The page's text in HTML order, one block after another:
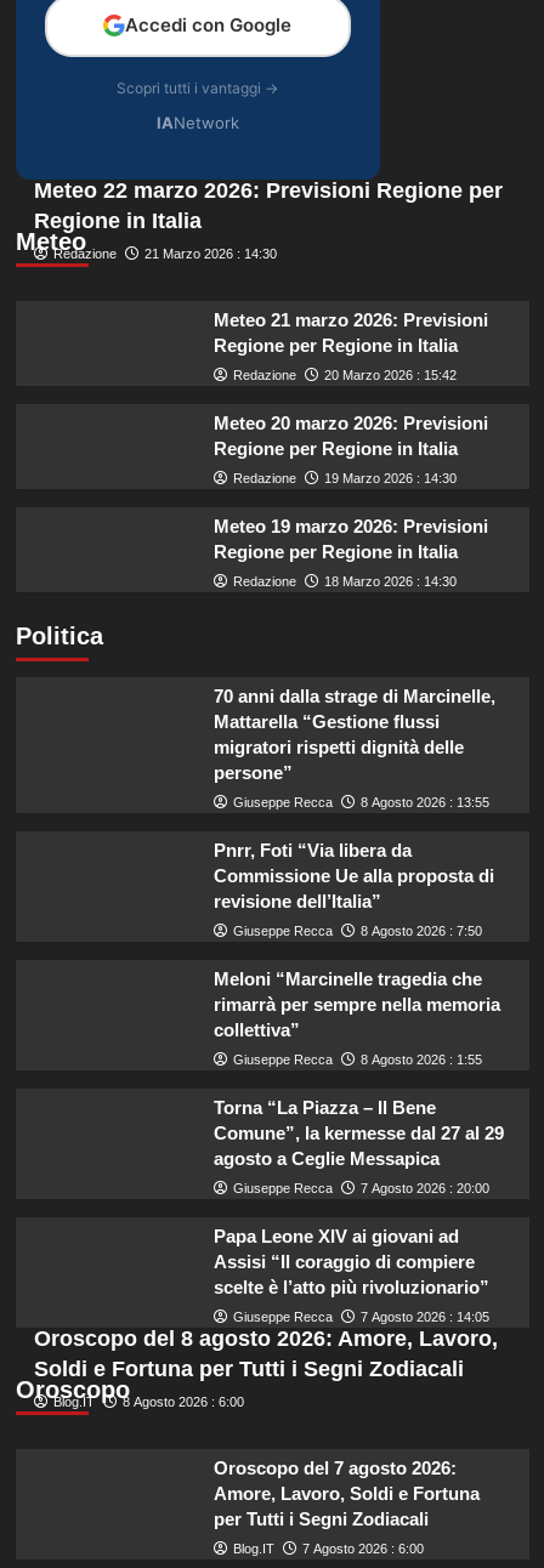
Accedi con Google
Scopri tutti i vantaggi →
IANetwork
Meteo
Meteo 22 marzo 2026: Previsioni Regione per
Regione in Italia
Redazione 21 Marzo 2026 : 14:30
Meteo 21 marzo 2026: Previsioni
Regione per Regione in Italia
Redazione 20 Marzo 2026 : 15:42
Meteo 20 marzo 2026: Previsioni
Regione per Regione in Italia
Redazione 19 Marzo 2026 : 14:30
Meteo 19 marzo 2026: Previsioni
Regione per Regione in Italia
Redazione 18 Marzo 2026 : 14:30
Politica
70 anni dalla strage di Marcinelle,
Mattarella “Gestione flussi
migratori rispetti dignità delle
persone”
Giuseppe Recca 8 Agosto 2026 : 13:55
Pnrr, Foti “Via libera da
Commissione Ue alla proposta di
revisione dell’Italia”
Giuseppe Recca 8 Agosto 2026 : 7:50
Meloni “Marcinelle tragedia che
rimarrà per sempre nella memoria
collettiva”
Giuseppe Recca 8 Agosto 2026 : 1:55
Torna “La Piazza – Il Bene
Comune”, la kermesse dal 27 al 29
agosto a Ceglie Messapica
Giuseppe Recca 7 Agosto 2026 : 20:00
Papa Leone XIV ai giovani ad
Assisi “Il coraggio di compiere
scelte è l’atto più rivoluzionario”
Giuseppe Recca 7 Agosto 2026 : 14:05
Oroscopo
Oroscopo del 8 agosto 2026: Amore, Lavoro,
Soldi e Fortuna per Tutti i Segni Zodiacali
Blog.IT 8 Agosto 2026 : 6:00
Oroscopo del 7 agosto 2026:
Amore, Lavoro, Soldi e Fortuna
per Tutti i Segni Zodiacali
Blog.IT 7 Agosto 2026 : 6:00